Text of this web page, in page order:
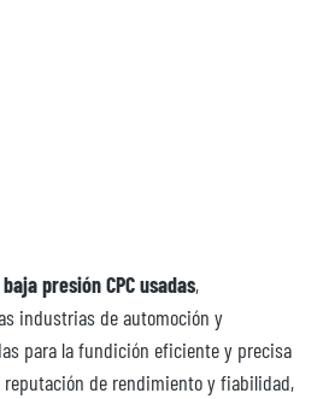
presión CPC usadas,
industrias de automoción y
para la fundición eficiente y precisa
reputación de rendimiento y fiabilidad,